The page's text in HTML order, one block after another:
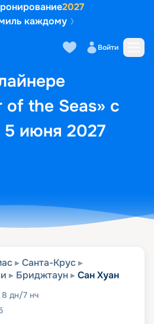
2027
каждому
Войти
of the Seas» с
июня 2027
кают Маршрут и
Санта-Крус
Бриджтаун Сан Хуан
8 дн/7 нч